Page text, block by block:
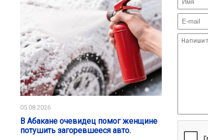
05.08.2026
В Абакане очевидец помог женщине
потушить загоревшееся авто.